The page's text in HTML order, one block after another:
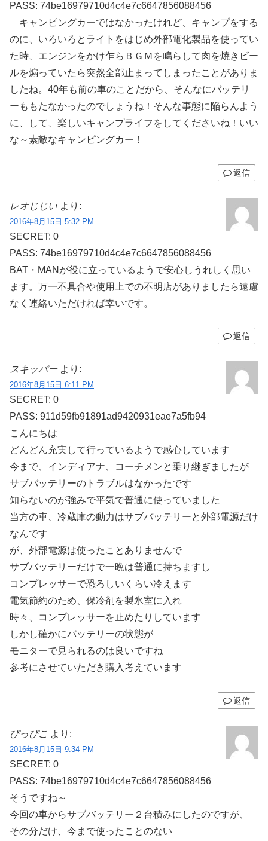
PASS: 74be16979710d4c4e7c6647856088456
キャンピングカーではなかったけれど、キャンプをする
のに、いろいろとライトをはじめ外部電化製品を使ってい
た時、エンジンをかけ乍らＢＧＭを鳴らして肉を焼きビー
ルを煽っていたら突然全部止まってしまったことがありま
したね。40年も前の車のことだから、そんなにバッテリ
ーももたなかったのでしょうね！そんな事態に陥らんよう
に、して、楽しいキャンプライフをしてくださいね！いい
な～素敵なキャンピングカー！
返信
レオじじい より:
2016年8月15日 5:32 PM
SECRET: 0
PASS: 74be16979710d4c4e7c6647856088456
BAT・MANが役に立っているようで安心しうれしく思い
ます。万一不具合や使用上での不明店がありましたら遠慮
なく連絡いただければ幸いです。
返信
スキッパー より:
2016年8月15日 6:11 PM
SECRET: 0
PASS: 911d59fb91891ad9420931eae7a5fb94
こんにちは
どんどん充実して行っているようで感心しています
今まで、インディアナ、コーチメンと乗り継ぎましたが
サブバッテリーのトラブルはなかったです
知らないのが強みで平気で普通に使っていました
当方の車、冷蔵庫の動力はサブバッテリーと外部電源だけ
なんです
が、外部電源は使ったことありませんで
サブバッテリーだけで一晩は普通に持ちますし
コンプレッサーで恐ろしいくらい冷えます
電気節約のため、保冷剤を製氷室に入れ
時々、コンプレッサーを止めたりしています
しかし確かにバッテリーの状態が
モニターで見られるのは良いですね
参考にさせていただき購入考えています
返信
ぴっぴこ より:
2016年8月15日 9:34 PM
SECRET: 0
PASS: 74be16979710d4c4e7c6647856088456
そうですね～
今回の車からサブバッテリー２台積みにしたのですが、
その分だけ、今まで使ったことのない